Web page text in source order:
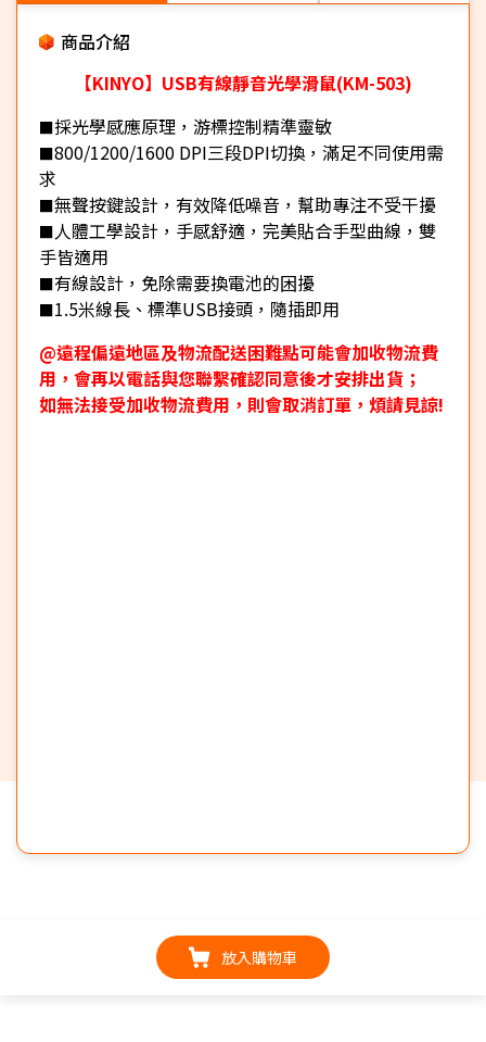
商品介紹
【KINYO】USB有線靜音光學滑鼠(KM-503)
■採光學感應原理，游標控制精準靈敏
■800/1200/1600 DPI三段DPI切換，滿足不同使用需
求
■無聲按鍵設計，有效降低噪音，幫助專注不受干擾
■ 人體工學設計，手感舒適，完美貼合手型曲線，雙
手皆適用
■有線設計，免除需要換電池的困擾
■1.5米線長、標準USB接頭，隨插即用
@遠程偏遠地區及物流配送困難點可能會加收物流費
用，會再以電話與您聯繫確認同意後才安排出貨；
如無法接受加收物流費用，則會取消訂單，煩請見諒!
放入購物車